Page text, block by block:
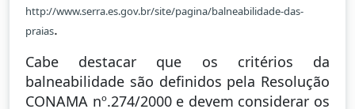
http://www.serra.es.gov.br/site/pagina/balneabilidade-das-
praias.
Cabe destacar que os critérios da
balneabilidade são definidos pela Resolução
CONAMA nº.274/2000 e devem considerar os